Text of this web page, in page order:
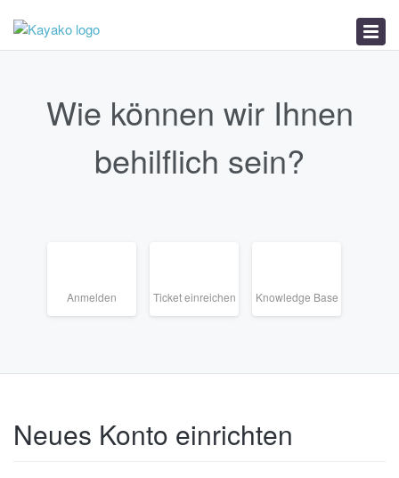
Ticket einreichen
Wie können wir Ihnen
behilflich sein?
Anmelden Ticket einreichen Knowledge Base
Neues Konto einrichten